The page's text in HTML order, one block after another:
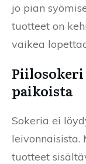
jo pian
tuotteet on
vaikea
paikoista
Sokeria ei
leivonnaisista.
tuotteet